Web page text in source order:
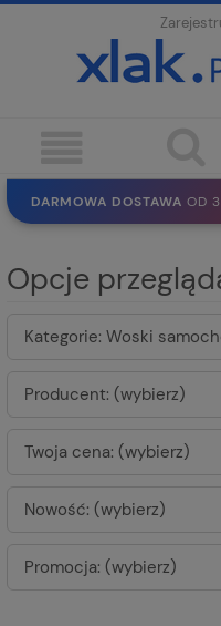
DARMOWA DOSTAWA OD
SOLIDNEEKO PAKOWANIE
Opcje
Kategorie: Woski
Producent: (wybierz)
Twoja cena: (wybierz)
Nowość: (wybierz)
Promocja: (wybierz)